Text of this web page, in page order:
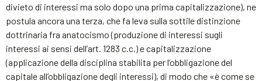
divieto di interessi ma solo dopo una prima capitalizzazione), ne
postula ancora una terza, che fa leva sulla sottile distinzione
dottrinaria fra anatocismo (produzione di interessi sugli
interessi ai sensi dell’art. 1283 c.c.) e capitalizzazione
(applicazione della disciplina stabilita per l’obbligazione del
capitale all’obbligazione degli interessi), di modo che «è come se